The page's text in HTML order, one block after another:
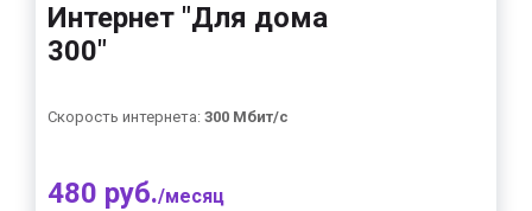
Интернет "Для дома
300"
Скорость интернета: 300 Мбит/с
480 руб./месяц